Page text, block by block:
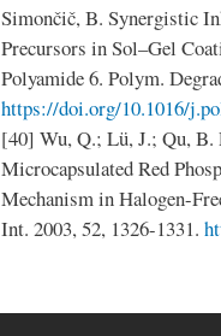
Simončič, B. Synergistic
Precursors in Sol–Gel
Polyamide 6. Polym.
https://doi.org/10.1016/
[40] Wu, Q.; Lü, J.; Qu, B.
Microcapsulated Red
Mechanism in Halogen-
Int. 2003, 52, 1326-1331.